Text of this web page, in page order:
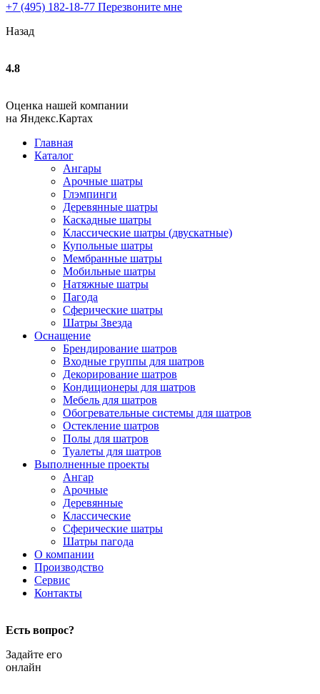
+7 (495) 182-18-77 Перезвоните мне
Назад
4.8
Оценка нашей компании
на Яндекс.Картах
Главная
Каталог
Ангары
Арочные шатры
Глэмпинги
Деревянные шатры
Каскадные шатры
Классические шатры (двускатные)
Купольные шатры
Мембранные шатры
Мобильные шатры
Натяжные шатры
Пагода
Сферические шатры
Шатры Звезда
Оснащение
Брендирование шатров
Входные группы для шатров
Декорирование шатров
Кондиционеры для шатров
Мебель для шатров
Обогревательные системы для шатров
Остекление шатров
Полы для шатров
Туалеты для шатров
Выполненные проекты
Ангар
Арочные
Деревянные
Классические
Сферические шатры
Шатры пагода
О компании
Производство
Сервис
Контакты
Есть вопрос?
Задайте его
онлайн